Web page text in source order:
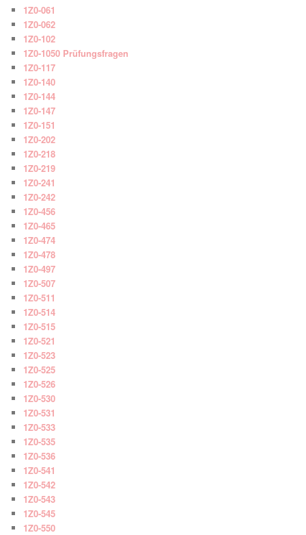
1Z0-061
1Z0-062
1Z0-102
1Z0-1050 Prüfungsfragen
1Z0-117
1Z0-140
1Z0-144
1Z0-147
1Z0-151
1Z0-202
1Z0-218
1Z0-219
1Z0-241
1Z0-242
1Z0-456
1Z0-465
1Z0-474
1Z0-478
1Z0-497
1Z0-507
1Z0-511
1Z0-514
1Z0-515
1Z0-521
1Z0-523
1Z0-525
1Z0-526
1Z0-530
1Z0-531
1Z0-533
1Z0-535
1Z0-536
1Z0-541
1Z0-542
1Z0-543
1Z0-545
1Z0-550